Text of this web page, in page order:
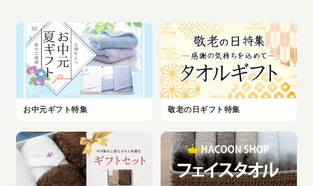
お中元ギフト特集 敬老の日ギフト特集